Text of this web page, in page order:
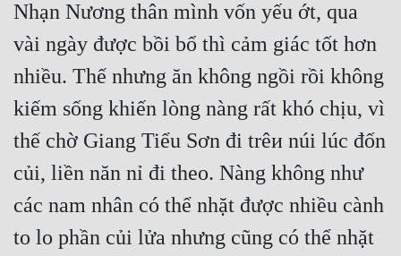
Nhạn Nương thân mình vốn yếu ớt, qua
vài ngày được bồi bổ thì cảm giác tốt hơn
nhiều. Thế nhưng ăn không ngồi rồi không
kiếm sống khiến lòng nàng rất khó chịu, vì
thế chờ Giang Tiểu Sơn đi trêи núi lúc đốn
củi, liền năn nỉ đi theo. Nàng không như
các nam nhân có thể nhặt được nhiều cành
to lo phần củi lửa nhưng cũng có thể nhặt